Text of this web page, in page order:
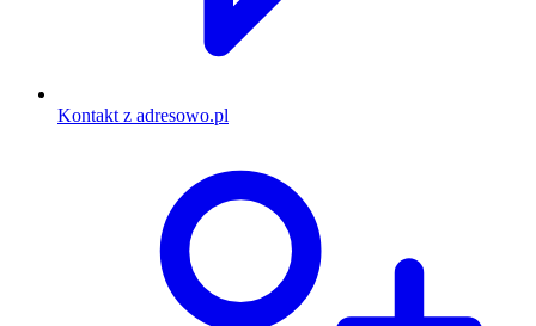
Kontakt z adresowo.pl